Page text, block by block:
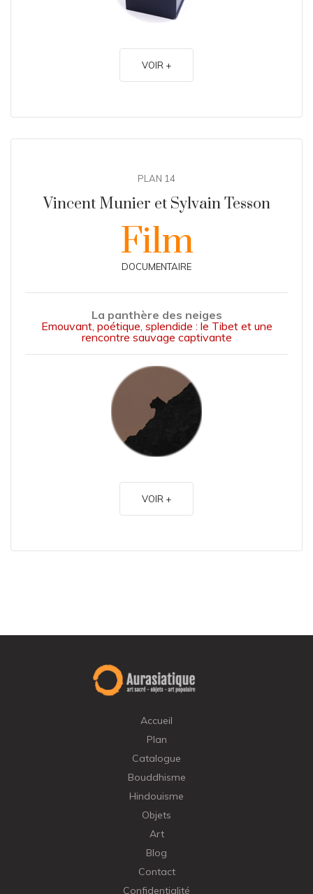
VOIR +
PLAN 14
Vincent Munier et Sylvain Tesson
Film
DOCUMENTAIRE
La panthère des neiges
Emouvant, poétique, splendide : le Tibet et une
rencontre sauvage captivante
VOIR +
Accueil
Plan
Catalogue
Bouddhisme
Hindouisme
Objets
Art
Blog
Contact
Confidentialité